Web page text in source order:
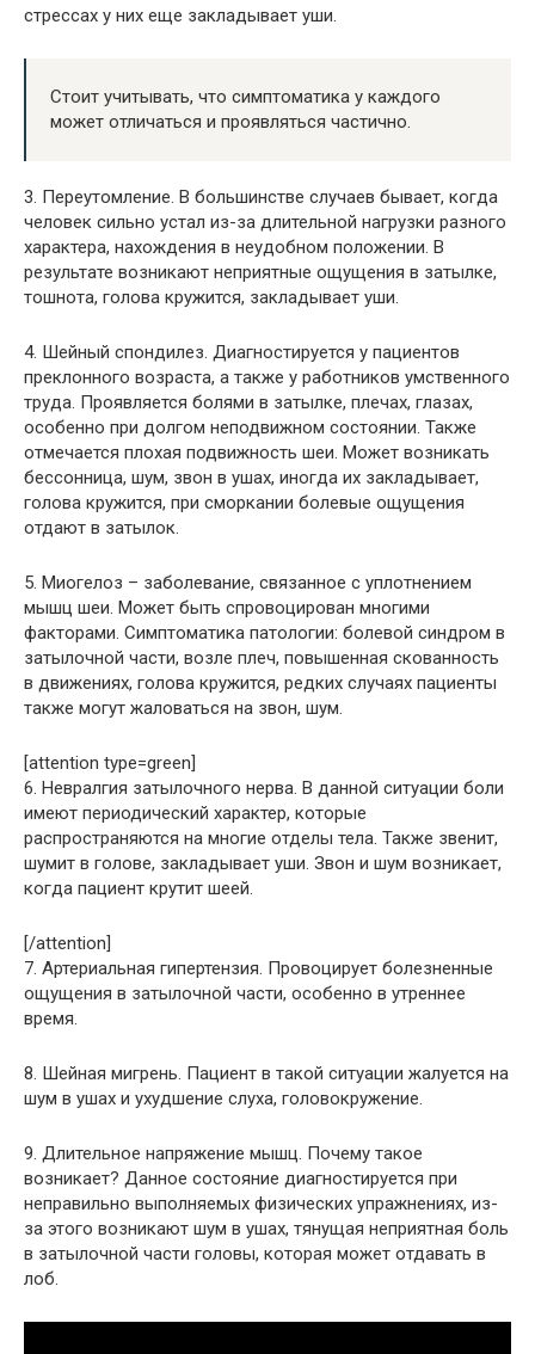
стрессах у них еще закладывает уши.
Стоит учитывать, что симптоматика у каждого
может отличаться и проявляться частично.
3. Переутомление. В большинстве случаев бывает, когда
человек сильно устал из-за длительной нагрузки разного
характера, нахождения в неудобном положении. В
результате возникают неприятные ощущения в затылке,
тошнота, голова кружится, закладывает уши.
4. Шейный спондилез. Диагностируется у пациентов
преклонного возраста, а также у работников умственного
труда. Проявляется болями в затылке, плечах, глазах,
особенно при долгом неподвижном состоянии. Также
отмечается плохая подвижность шеи. Может возникать
бессонница, шум, звон в ушах, иногда их закладывает,
голова кружится, при сморкании болевые ощущения
отдают в затылок.
5. Миогелоз – заболевание, связанное с уплотнением
мышц шеи. Может быть спровоцирован многими
факторами. Симптоматика патологии: болевой синдром в
затылочной части, возле плеч, повышенная скованность
в движениях, голова кружится, редких случаях пациенты
также могут жаловаться на звон, шум.
[attention type=green]
6. Невралгия затылочного нерва. В данной ситуации боли
имеют периодический характер, которые
распространяются на многие отделы тела. Также звенит,
шумит в голове, закладывает уши. Звон и шум возникает,
когда пациент крутит шеей.
[/attention]
7. Артериальная гипертензия. Провоцирует болезненные
ощущения в затылочной части, особенно в утреннее
время.
8. Шейная мигрень. Пациент в такой ситуации жалуется на
шум в ушах и ухудшение слуха, головокружение.
9. Длительное напряжение мышц. Почему такое
возникает? Данное состояние диагностируется при
неправильно выполняемых физических упражнениях, из-
за этого возникают шум в ушах, тянущая неприятная боль
в затылочной части головы, которая может отдавать в
лоб.